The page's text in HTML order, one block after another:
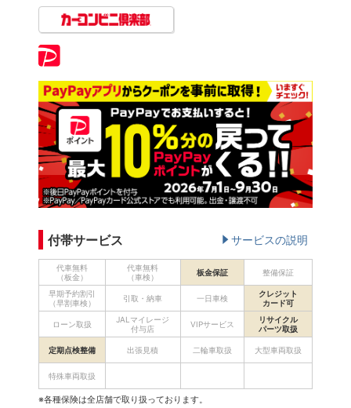
付帯サービス サービスの説明
代車無料
（板金）
代車無料
（車検）
板金保証 整備保証
早期予約割引
（早割車検）
引取・納車 一日車検
クレジット
カード可
ローン取扱
JALマイレージ
付与店
VIPサービス
リサイクル
パーツ取扱
定期点検整備 出張見積 二輪車取扱 大型車両取扱
特殊車両取扱
※各種保険は全店舗で取り扱っております。